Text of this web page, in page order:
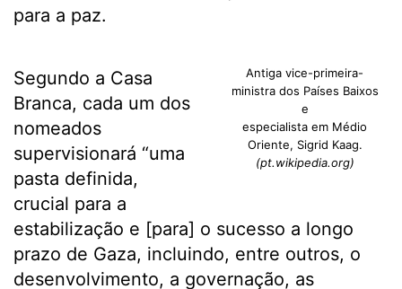
para a paz.
Antiga vice-primeira-
ministra dos Países Baixos
e
especialista em Médio
Oriente, Sigrid Kaag.
(pt.wikipedia.org)
Segundo a Casa
Branca, cada um dos
nomeados
supervisionará “uma
pasta definida,
crucial para a
estabilização e [para] o sucesso a longo
prazo de Gaza, incluindo, entre outros, o
desenvolvimento, a governação, as